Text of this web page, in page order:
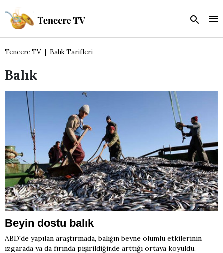
Tencere TV Balık Tarifleri
Balık
Beyin dostu balık
ABD'de yapılan araştırmada, balığın beyne olumlu etkilerinin
ızgarada ya da fırında pişirildiğinde arttığı ortaya koyuldu.